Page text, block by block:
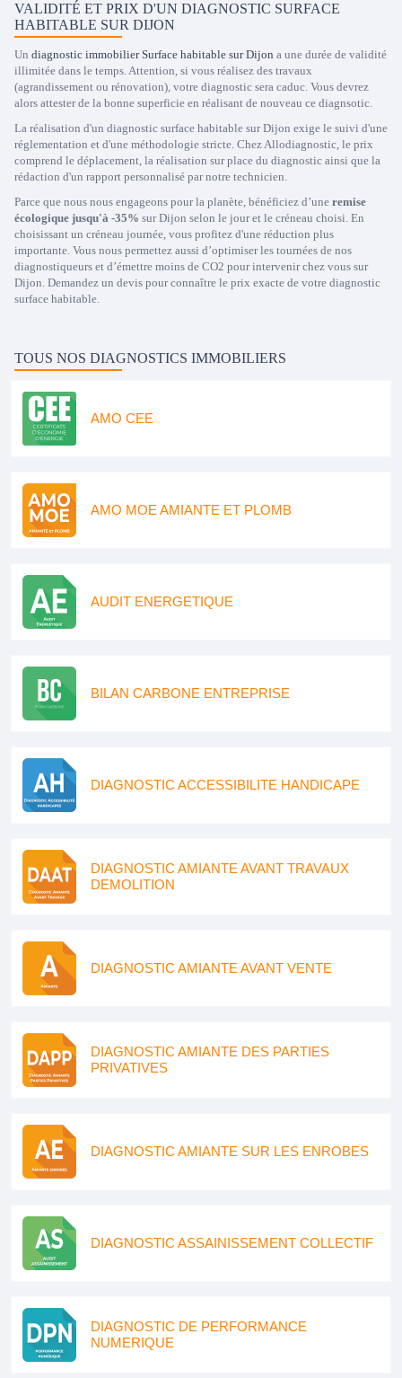
VALIDITÉ ET PRIX D'UN DIAGNOSTIC SURFACE
HABITABLE SUR DIJON
Un diagnostic immobilier Surface habitable sur Dijon a une durée de validité
illimitée dans le temps. Attention, si vous réalisez des travaux
(agrandissement ou rénovation), votre diagnostic sera caduc. Vous devrez
alors attester de la bonne superficie en réalisant de nouveau ce diagnsotic.
La réalisation d'un diagnostic surface habitable sur Dijon exige le suivi d'une
réglementation et d'une méthodologie stricte. Chez Allodiagnostic, le prix
comprend le déplacement, la réalisation sur place du diagnostic ainsi que la
rédaction d'un rapport personnalisé par notre technicien.
Parce que nous nous engageons pour la planète, bénéficiez d’une remise
écologique jusqu'à -35% sur Dijon selon le jour et le créneau choisi. En
choisissant un créneau journée, vous profitez d'une réduction plus
importante. Vous nous permettez aussi d’optimiser les tournées de nos
diagnostiqueurs et d’émettre moins de CO2 pour intervenir chez vous sur
Dijon. Demandez un devis pour connaître le prix exacte de votre diagnostic
surface habitable.
TOUS NOS DIAGNOSTICS IMMOBILIERS
AMO CEE
AMO MOE AMIANTE ET PLOMB
AUDIT ENERGETIQUE
BILAN CARBONE ENTREPRISE
DIAGNOSTIC ACCESSIBILITE HANDICAPE
DIAGNOSTIC AMIANTE AVANT TRAVAUX
DEMOLITION
DIAGNOSTIC AMIANTE AVANT VENTE
DIAGNOSTIC AMIANTE DES PARTIES
PRIVATIVES
DIAGNOSTIC AMIANTE SUR LES ENROBES
DIAGNOSTIC ASSAINISSEMENT COLLECTIF
DIAGNOSTIC DE PERFORMANCE
NUMERIQUE